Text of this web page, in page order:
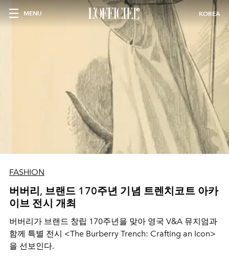
MENU KOREA
FASHION
버버리, 브랜드 170주년 기념 트렌치코트 아카
이브 전시 개최
버버리가 브랜드 창립 170주년을 맞아 영국 V&A 뮤지엄과
함께 특별 전시 <The Burberry Trench: Crafting an Icon>
을 선보인다.